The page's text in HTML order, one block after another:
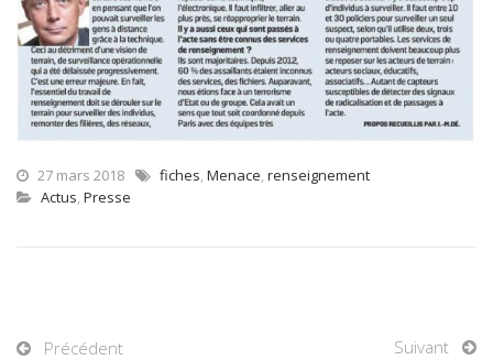
27 mars 2018 fiches Menace renseignement
Actus Presse
Précédent Suivant